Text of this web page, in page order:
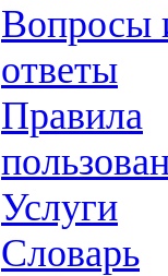
Вопросы
ответы
Правила
Услуги
Словарь